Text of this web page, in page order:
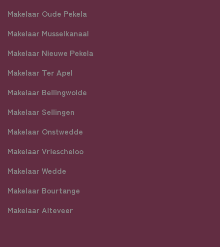
Makelaar Oude Pekela
Makelaar Musselkanaal
Makelaar Nieuwe Pekela
Makelaar Ter Apel
Makelaar Bellingwolde
Makelaar Sellingen
Makelaar Onstwedde
Makelaar Vriescheloo
Makelaar Wedde
Makelaar Bourtange
Makelaar Alteveer